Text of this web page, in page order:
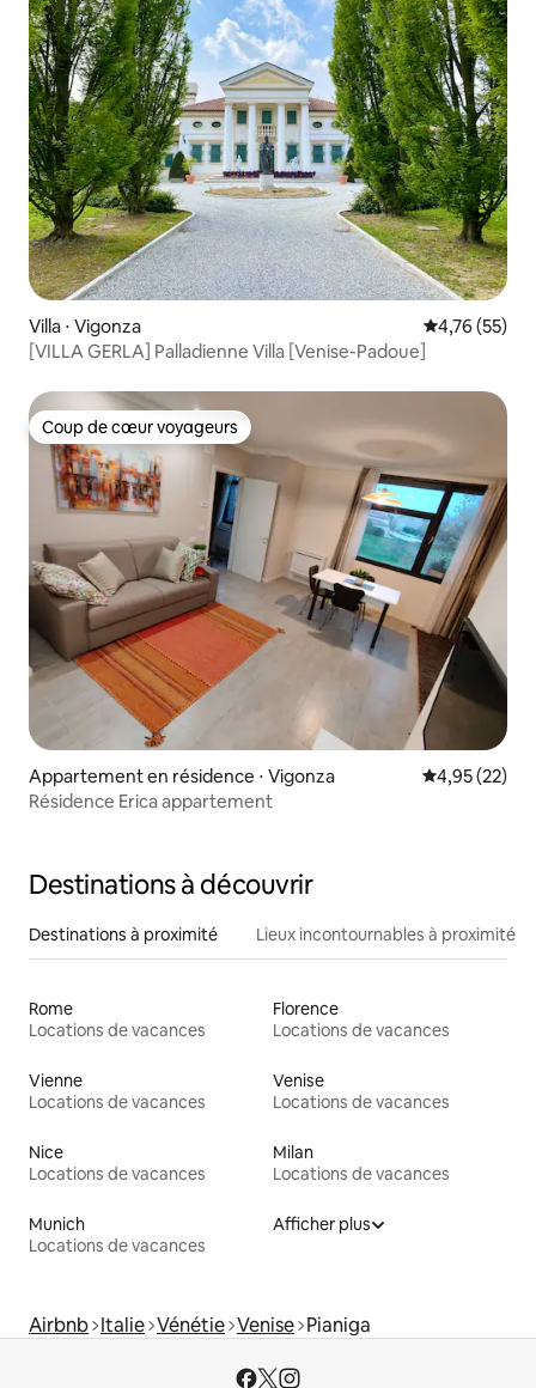
Villa ⋅ Vigonza Évaluation
4,76 (55)
[VILLA GERLA] Palladienne Villa [Venise-Padoue]
Coup de cœur voyageurs
Coup de cœur voyageurs
Appartement en résidence ⋅ Vigonza Évaluation
4,95 (22)
Résidence Erica appartement
Destinations à découvrir
Destinations à proximité Lieux incontournables à proximité
Rome
Locations de vacances
Florence
Locations de vacances
Vienne
Locations de vacances
Venise
Locations de vacances
Nice
Locations de vacances
Milan
Locations de vacances
Munich
Locations de vacances
Afficher plus
Airbnb Italie Vénétie Venise Pianiga